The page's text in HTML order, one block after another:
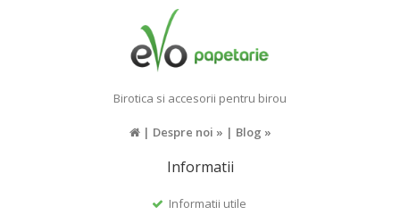
Birotica si accesorii pentru birou
| Despre noi » | Blog »
Informatii
Informatii utile